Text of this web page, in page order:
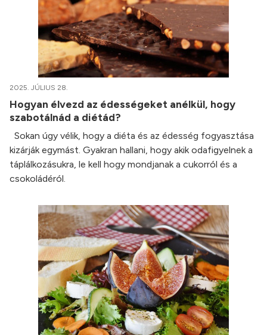
2025. JÚLIUS 28.
Hogyan élvezd az édességeket anélkül, hogy
szabotálnád a diétád?
Sokan úgy vélik, hogy a diéta és az édesség fogyasztása
kizárják egymást. Gyakran hallani, hogy akik odafigyelnek a
táplálkozásukra, le kell hogy mondjanak a cukorról és a
csokoládéról.